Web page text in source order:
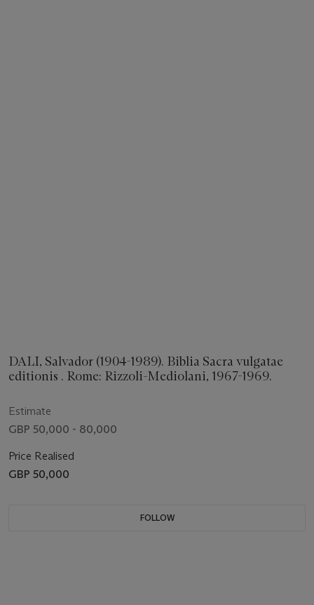
DALI, Salvador (1904-1989). Biblia Sacra vulgatae
editionis . Rome: Rizzoli-Mediolani, 1967-1969.
Estimate
GBP 50,000 - 80,000
Price Realised
GBP 50,000
FOLLOW